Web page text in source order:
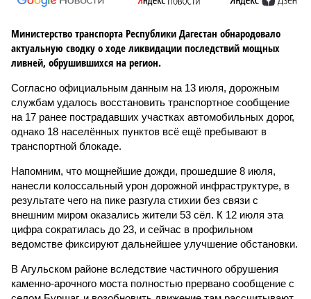
Министерство транспорта Республики Дагестан обнародовало
актуальную сводку о ходе ликвидации последствий мощных
ливней, обрушившихся на регион.
Согласно официальным данным на 13 июля, дорожным
службам удалось восстановить транспортное сообщение
на 17 ранее пострадавших участках автомобильных дорог,
однако 18 населённых пунктов всё ещё пребывают в
транспортной блокаде.
Напомним, что мощнейшие дожди, прошедшие 8 июля,
нанесли колоссальный урон дорожной инфраструктуре, в
результате чего на пике разгула стихии без связи с
внешним миром оказались жители 53 сёл. К 12 июля эта
цифра сократилась до 23, и сейчас в профильном
ведомстве фиксируют дальнейшее улучшение обстановки.
В Агульском районе вследствие частичного обрушения
каменно-арочного моста полностью прервано сообщение с